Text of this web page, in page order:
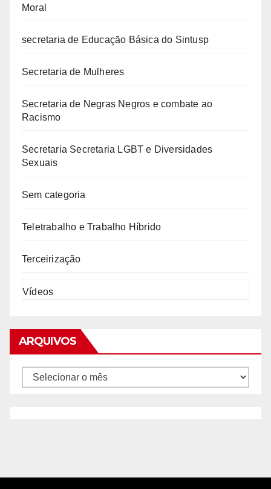
Moral
secretaria de Educação Básica do Sintusp
Secretaria de Mulheres
Secretaria de Negras Negros e combate ao
Racismo
Secretaria Secretaria LGBT e Diversidades
Sexuais
Sem categoria
Teletrabalho e Trabalho Híbrido
Terceirização
Vídeos
ARQUIVOS
Arquivos